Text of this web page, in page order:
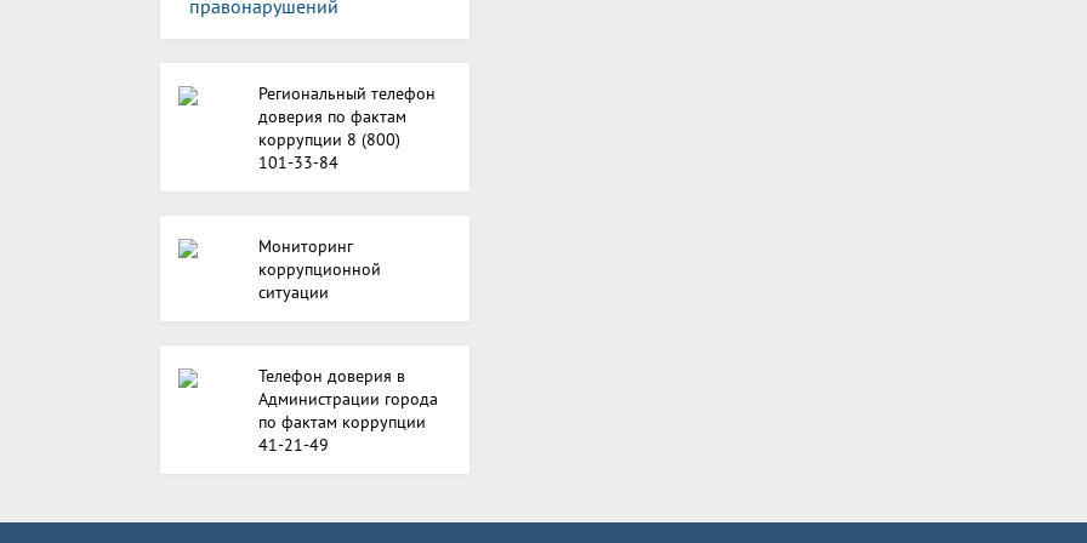
правонарушений
Региональный телефон
доверия по фактам
коррупции 8 (800)
101-33-84
Мониторинг
коррупционной
ситуации
Телефон доверия в
Администрации города
по фактам коррупции
41-21-49